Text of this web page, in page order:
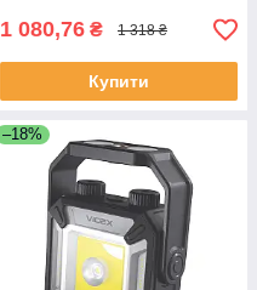
1 080,76 ₴ 1 318 ₴
Купити
–18%